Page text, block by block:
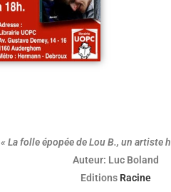
« La folle épopée de Lou B., un artiste
Auteur: Luc Boland
Editions Racine